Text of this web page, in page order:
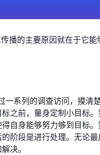
播的主要原因就在于它
系列的调查访问，摸清
之前，量身定制小目标
自身能够努力够到目标
阶段是进行处理。无论
决。